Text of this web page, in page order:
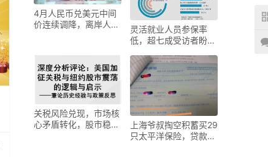
4月人民币兑美元中间
价连续调降，离岸人民
灵活就业人员参保率
低，超七成受访者盼设
关税风险兑现，市场核
心矛盾转化，股市稳市
上海爷叔掏空积蓄买29
只太平洋保险，贷款